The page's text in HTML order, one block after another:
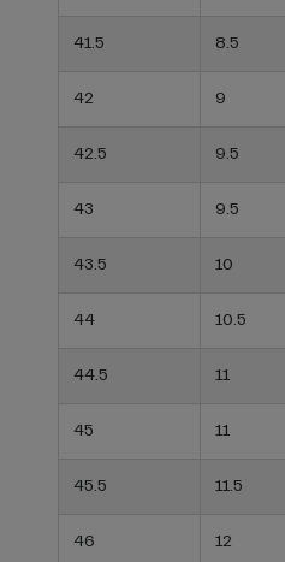
41.5 8.5
42 9
42.5 9.5
43 9.5
43.5 10
44 10.5
44.5 11
45 11
45.5 11.5
46 12